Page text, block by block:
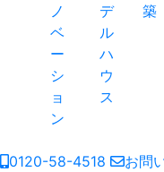
ノ
ベ
ー
シ
ョ
ン
デ
ル
ハ
ウ
ス
築
0120-58-4518
お問